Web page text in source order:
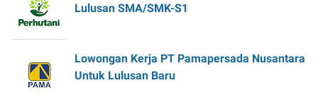
Lulusan SMA/SMK-S1
Lowongan Kerja PT Pamapersada Nusantara
Untuk Lulusan Baru